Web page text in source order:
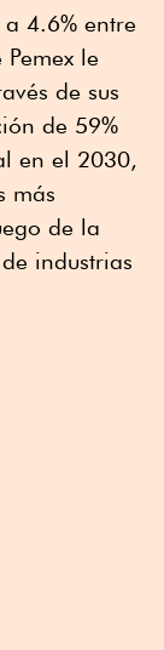
4.6% entre
le
de sus
de 59%
en el 2030,
más
de la
industrias